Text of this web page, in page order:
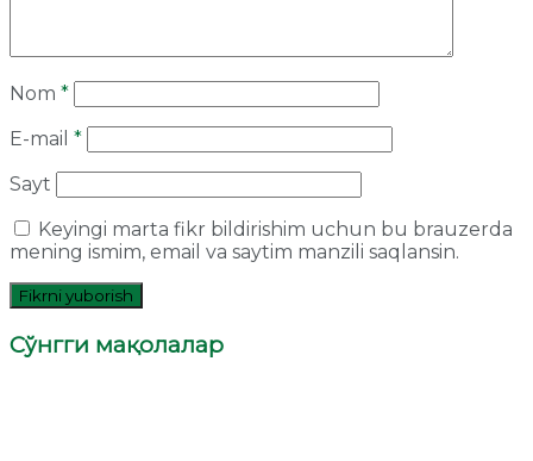
Nom *
E-mail *
Sayt
Keyingi marta fikr bildirishim uchun bu brauzerda
mening ismim, email va saytim manzili saqlansin.
Сўнгги мақолалар